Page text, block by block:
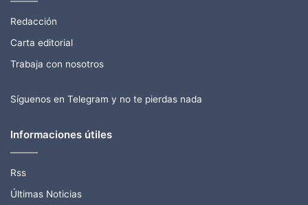
Redacción
Carta editorial
Trabaja con nosotros
Síguenos en Telegram y no te pierdas nada
Informaciones útiles
Rss
Últimas Noticias